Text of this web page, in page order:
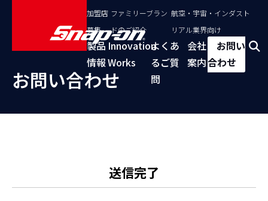
加盟店
募集
ファミリーブラン
ドのご紹介
航空・宇宙・インダスト
リアル業界向け
製品
情報
Innovation
Works
よくあ
るご質
問
会社
案内
お問い
合わせ
お問い合わせ
送信完了